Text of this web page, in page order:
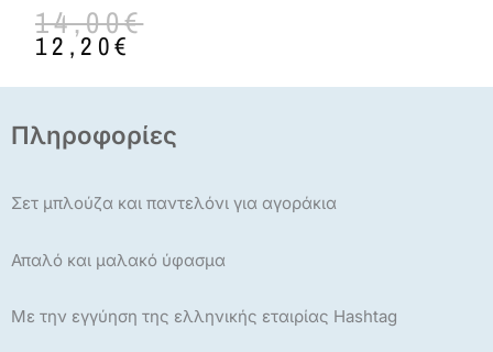
14,00€
Original
price
was:
14,00€.
12,20€
Η
τρέχουσα
τιμή
είναι:
12,20€.
Πληροφορίες
Σετ μπλούζα και παντελόνι για αγοράκια
Απαλό και μαλακό ύφασμα
Με την εγγύηση της ελληνικής εταιρίας Hashtag